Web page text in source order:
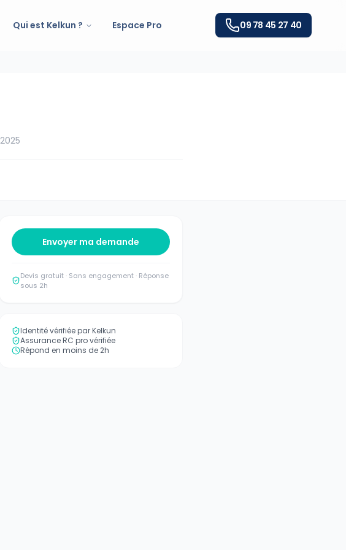
Qui est Kelkun ? Espace Pro 09 78 45 27 40
2025
Envoyer ma demande
Devis gratuit · Sans engagement · Réponse
sous 2h
Identité vérifiée par Kelkun
Assurance RC pro vérifiée
Répond en moins de 2h